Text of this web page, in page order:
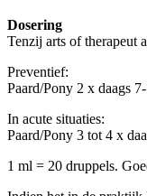
Dosering
Tenzij arts of therapeut
Preventief:
Paard/Pony 2 x daags
In acute situaties:
Paard/Pony 3 tot 4 x
1 ml = 20 druppels.